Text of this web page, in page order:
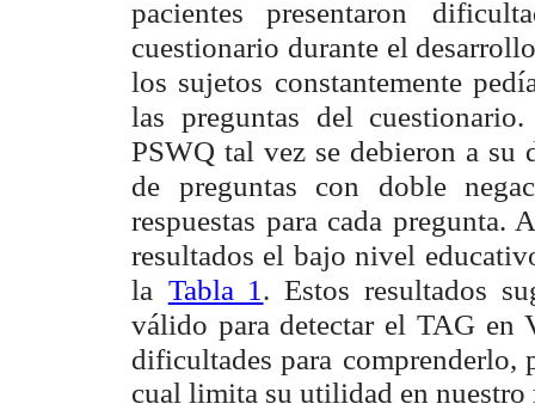
pacientes presentaron
cuestionario durante el
los sujetos constantemente
las preguntas del
PSWQ tal vez se debieron a su
de preguntas con doble
respuestas para cada pregunta.
resultados el bajo nivel
la Tabla 1 . Estos resultados
válido para detectar el TAG en
dificultades para comprenderlo,
cual limita su utilidad en nuestro